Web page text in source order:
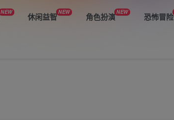
NEW 休闲益智NEW 角色扮演NEW 恐怖冒险